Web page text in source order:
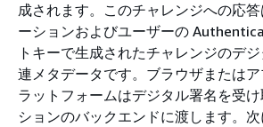
成されます。このチャレンジへの応
ーションおよびユーザーの
トキーで生成されたチャレンジのデ
連メタデータです。ブラウザまたは
ラットフォームはデジタル署名を受
ションのバックエンドに渡します。